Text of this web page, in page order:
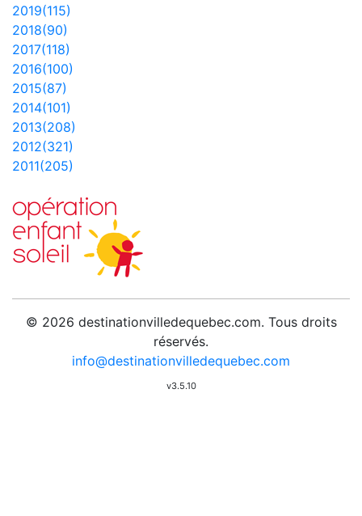
2019(115)
2018(90)
2017(118)
2016(100)
2015(87)
2014(101)
2013(208)
2012(321)
2011(205)
© 2026 destinationvilledequebec.com. Tous droits
réservés.
info@destinationvilledequebec.com
v3.5.10